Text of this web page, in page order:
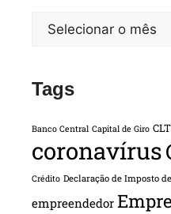
Tags
Banco Central Capital de Giro CLT
coronavírus
Crédito Declaração de Imposto
empreendedor